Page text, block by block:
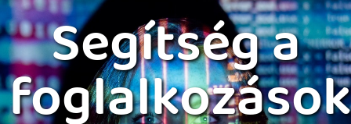
Segítség a
foglalkozások